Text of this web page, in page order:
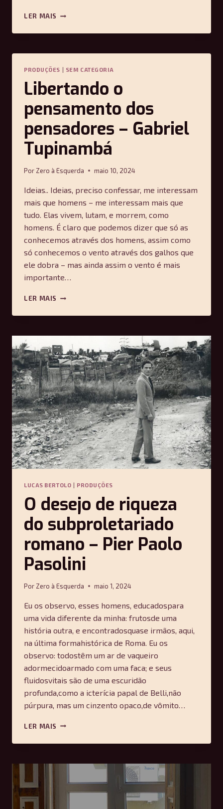
LER MAIS ENTREVISTA
MOISHE
A
DA
TEORIA
CRÍTICA
PRODUÇÕES | SEM CATEGORIA
Libertando o
pensamento dos
pensadores – Gabriel
Tupinambá
Por Zero à Esquerda maio 10, 2024
Ideias.. Ideias, preciso confessar, me interessam
mais que homens – me interessam mais que
tudo. Elas vivem, lutam, e morrem, como
homens. É claro que podemos dizer que só as
conhecemos através dos homens, assim como
só conhecemos o vento através dos galhos que
ele dobra – mas ainda assim o vento é mais
importante…
LER MAIS LIBERTANDO
PENSAMENTO
PENSADORES
–
GABRIEL
TUPINAMBÁ
LUCAS BERTOLO | PRODUÇÕES
O desejo de riqueza
do subproletariado
romano – Pier Paolo
Pasolini
Por Zero à Esquerda maio 1, 2024
Eu os observo, esses homens, educadospara
uma vida diferente da minha: frutosde uma
história outra, e encontradosquase irmãos, aqui,
na última formahistórica de Roma. Eu os
observo: todostêm um ar de vaqueiro
adormecidoarmado com uma faca; e seus
fluidosvitais são de uma escuridão
profunda,como a icterícia papal de Belli,não
púrpura, mas um cinzento opaco,de vômito…
LER MAIS O
DE
DO
ROMANO